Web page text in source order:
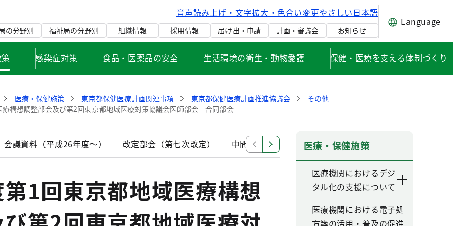
音声読み上げ・文字拡大・色合い変更やさしい日本語
の分野別 福祉局の分野別 組織情報 採用情報 届け出・申請 計画・審議会 お知らせ
Language
感染症対策 食品・医薬品の安全 生活環境の衛生・動物愛護 保健・医療を支える体制づくり
医療・保健施策 東京都保健医療計画関連事項 東京都保健医療計画推進協議会
その他
療構想調整部会及び第2回東京都地域医療対策協議会医師部会 合同部会
議資料（平成26年度～） 改定部会（第七次改定） 中間見直し検討部会 改定部会（第六次改定）
1回東京都地域医療構想
医療・保健施策
医療機関におけるデジ
タル化の支援について
医療機関における電子処
方箋の活用・普及の促進